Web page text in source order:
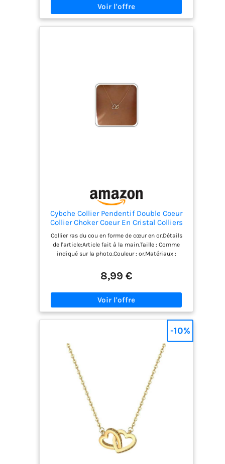
pour un éclat durable, hypoallergénique et
résistant au ternissement – adapté aux peaux
emballées dans de magnifiques boîtes cadeaux,
sont un merveilleux cadeau pour vous-même ou
pour une personne chère. Elles conviennent
parfaitement pour les occasions spéciales telles
que les anniversaires, les anniversaires de
Cybche Collier Pendentif Double Coeur
Collier Choker Coeur En Cristal Colliers
Coeurs Emboîté Colliers Chaine Coeurs
En Or Cz Bijoux Pour Femmes
Collier ras du cou en forme de cœur en or.Détails
de l'article:Article fait à la main.Taille : Comme
indiqué sur la photo.Couleur : or.Matériaux :
ordinaire.Localisation:Cou.Style:Boho/Vintage.Il
peut y avoir de légères erreurs dues aux mesures
de vue, il peut y avoir une légère différence de
couleur.. Collier à chaîne en forme de cœur.Design
unique, collocation diversifiée.Utilisé pour
toiletter votre cou et lui donner un aspect plus
épais, c'est un merveilleux bijou de tous les jours,
Collier creux coeur amour. Occasion:L'élégance
simple et les détails complexes, du plus
décontracté au plus chic.Convient à toutes les
occasions, comme les plages, les soirées
événementielles, les soirées dansantes, les
rendez-vous, les déplacements quotidiens, les
banquets, les mariages, etc.. Collier avec
pendentif en forme de cœur imbriqué. Objet:Un
bijou unique et étonnant, pour la famille, la mère,
l'épouse, la fille, la meilleure amie ! Collier à
double cœur en cristal.Service après-vente : Si
vous avez un problème de qualité après avoir reçu
8,99 €
-10%